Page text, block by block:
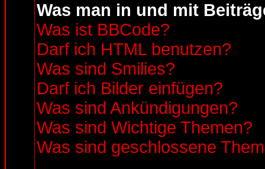
Was man in und mit
Was ist BBCode?
Darf ich HTML benutzen?
Was sind Smilies?
Darf ich Bilder einfügen?
Was sind Ankündigungen?
Was sind Wichtige Themen?
Was sind geschlossene